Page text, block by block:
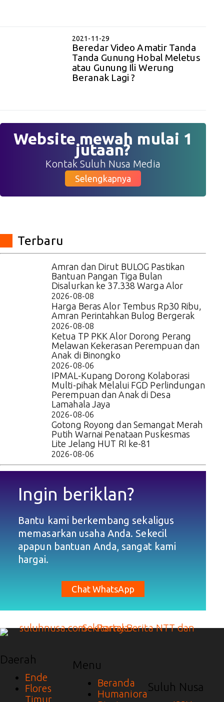
2021-11-29
Beredar Video Amatir Tanda
Tanda Gunung Hobal Meletus
atau Gunung Ili Werung
Beranak Lagi ?
Website mewah mulai 1
jutaan?
Kontak Suluh Nusa Media
Selengkapnya
Terbaru
Amran dan Dirut BULOG Pastikan
Bantuan Pangan Tiga Bulan
Disalurkan ke 37.338 Warga Alor
2026-08-08
Harga Beras Alor Tembus Rp30 Ribu,
Amran Perintahkan Bulog Bergerak
2026-08-08
Ketua TP PKK Alor Dorong Perang
Melawan Kekerasan Perempuan dan
Anak di Binongko
2026-08-06
IPMAL-Kupang Dorong Kolaborasi
Multi-pihak Melalui FGD Perlindungan
Perempuan dan Anak di Desa
Lamahala Jaya
2026-08-06
Gotong Royong dan Semangat Merah
Putih Warnai Penataan Puskesmas
Lite Jelang HUT RI ke-81
2026-08-06
Ingin beriklan?
Bantu kami berkembang sekaligus
memasarkan usaha Anda. Sekecil
apapun bantuan Anda, sangat kami
hargai.
Chat WhatsApp
Daerah
Ende
Flores
Timur
Menu
Beranda
Humaniora
Suluh Nusa